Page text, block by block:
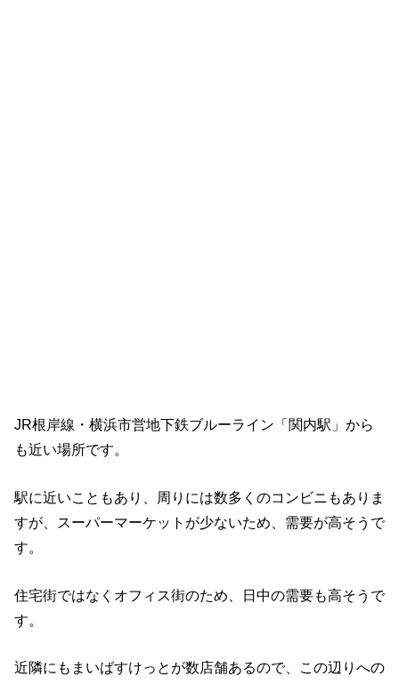
JR根岸線・横浜市営地下鉄ブルーライン「関内駅」から
も近い場所です。
駅に近いこともあり、周りには数多くのコンビニもありま
すが、スーパーマーケットが少ないため、需要が高そうで
す。
住宅街ではなくオフィス街のため、日中の需要も高そうで
す。
近隣にもまいばすけっとが数店舗あるので、この辺りへの